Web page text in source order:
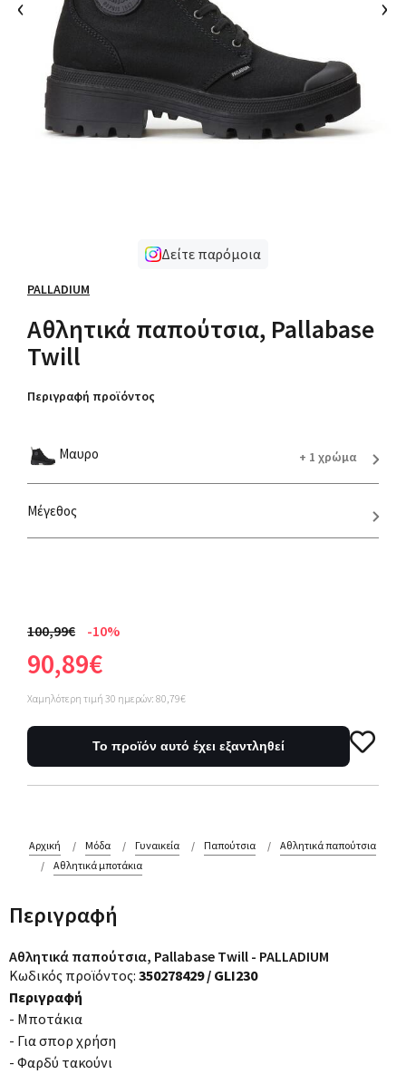
‹ ›
Δείτε παρόμοια
PALLADIUM
Αθλητικά παπούτσια, Pallabase
Twill
Περιγραφή προϊόντος
Μαυρο + 1 χρώμα
Μέγεθος
100,99€ -10%
90,89€
Χαμηλότερη τιμή 30 ημερών: 80,79€
Το προϊόν αυτό έχει εξαντληθεί
Αρχική Μόδα Γυναικεία Παπούτσια
Αθλητικά παπούτσια
Αθλητικά μποτάκια
Περιγραφή
Αθλητικά παπούτσια, Pallabase Twill - PALLADIUM
Κωδικός προϊόντος: 350278429 / GLI230
Περιγραφή
- Μποτάκια
- Για σπορ χρήση
- Φαρδύ τακούνι